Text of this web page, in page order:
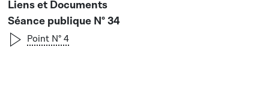
Séance publique N° 34
Point N° 4